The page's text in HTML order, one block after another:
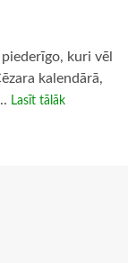
kuri vēl
kalendārā,
Lasīt tālāk